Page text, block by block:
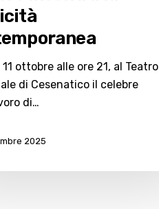
ottobre alle ore 21, al Teatro
di Cesenatico il celebre
di…
2025